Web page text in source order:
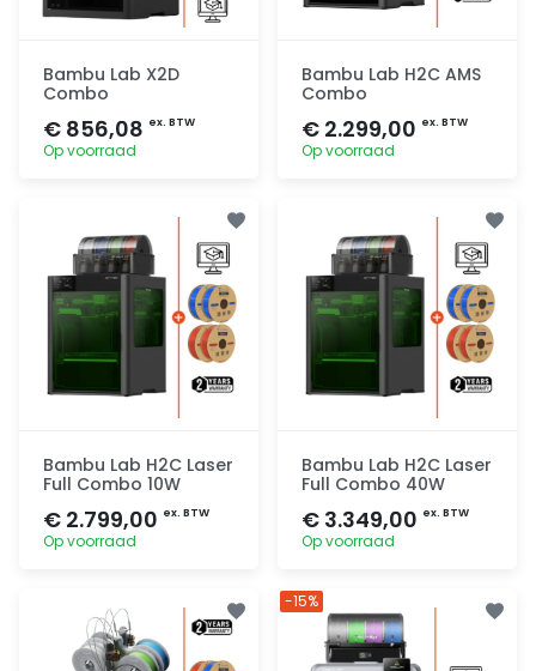
Bambu Lab X2D
Combo
€ 856,08 ex. BTW
Op voorraad
Bambu Lab H2C AMS
Combo
€ 2.299,00 ex. BTW
Op voorraad
Bambu Lab H2C Laser
Full Combo 10W
€ 2.799,00 ex. BTW
Op voorraad
Bambu Lab H2C Laser
Full Combo 40W
€ 3.349,00 ex. BTW
Op voorraad
-15%